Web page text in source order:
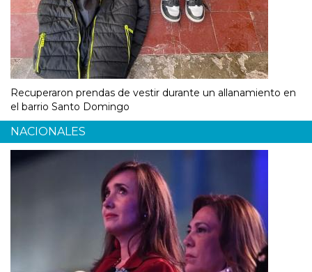
Recuperaron prendas de vestir durante un allanamiento en
el barrio Santo Domingo
NACIONALES